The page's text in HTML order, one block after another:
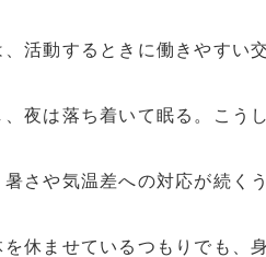
、活動するときに働きやすい
、夜は落ち着いて眠る。こう
暑さや気温差への対応が続く
休ませているつもりでも、